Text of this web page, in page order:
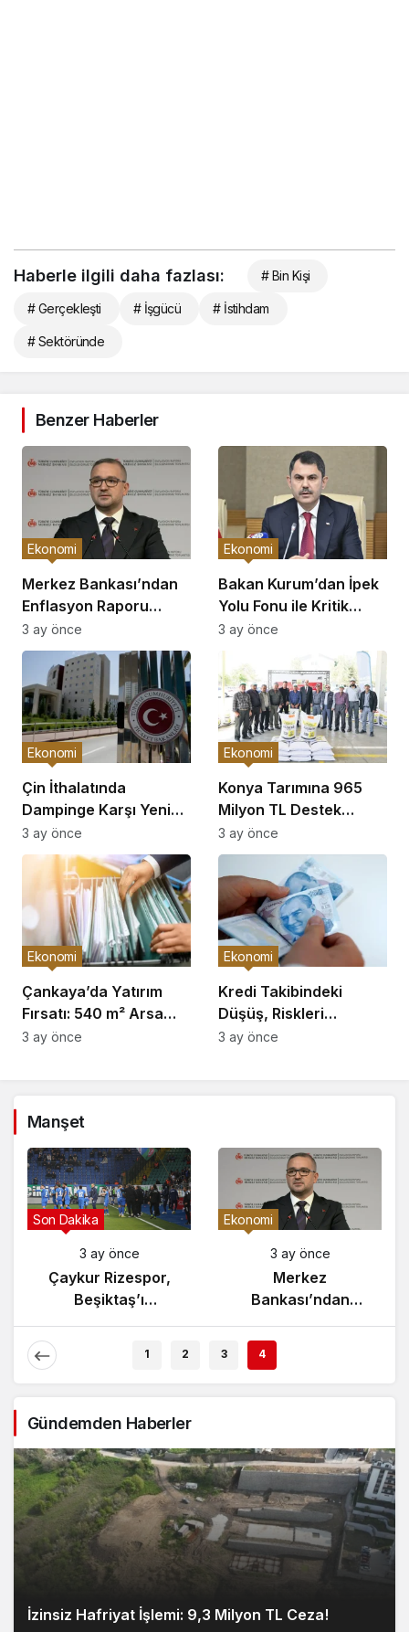
Haberle ilgili daha fazlası: # Bin Kişi
# Gerçekleşti # İşgücü # İstihdam
# Sektöründe
Benzer Haberler
Merkez Bankası’ndan
Enflasyon Raporu
Açıklaması
Ekonomi
3 ay önce
Bakan Kurum’dan İpek
Yolu Fonu ile Kritik
Görüşme
Ekonomi
3 ay önce
Çin İthalatında
Dampinge Karşı Yeni
Önlemler!
Ekonomi
3 ay önce
Konya Tarımına 965
Milyon TL Destek
Açıklaması
Ekonomi
3 ay önce
Çankaya’da Yatırım
Fırsatı: 540 m² Arsa
Satışı
Ekonomi
3 ay önce
Kredi Takibindeki
Düşüş, Riskleri
Artırıyor!
Ekonomi
3 ay önce
Manşet
Gündem
3 ay önce
Yunanistan’da
Zeybek Tartışması
Son Dakika
3 ay önce
Çaykur Rizespor,
Beşiktaş’ı
1 2 3 4
Gündemden Haberler
İzinsiz Hafriyat İşlemi: 9,3 Milyon TL Ceza!